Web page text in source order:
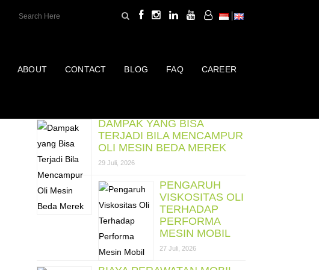
ABOUT CONTACT BLOG FAQ CAREER
DAMPAK YANG BISA
TERJADI BILA MENCAMPUR
OLI MESIN BEDA MEREK
29 Juli, 2026
PENGARUH
VISKOSITAS OLI
TERHADAP
PERFORMA
MESIN MOBIL
27 Juli, 2026